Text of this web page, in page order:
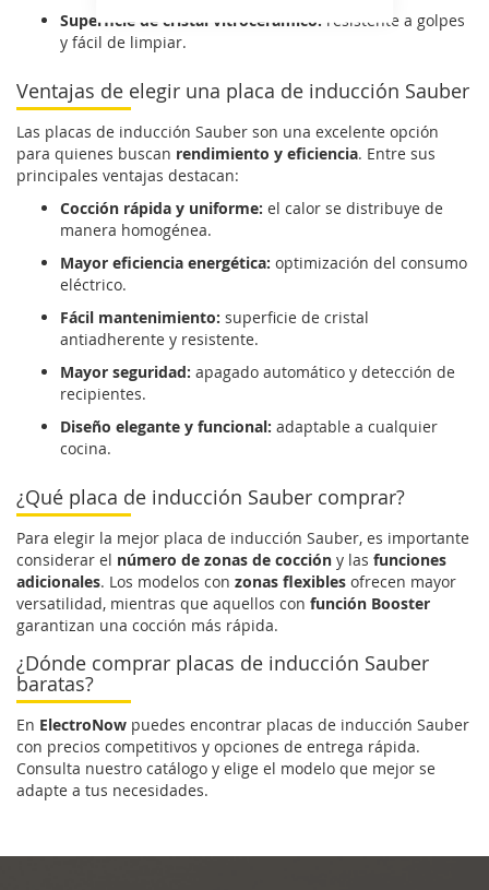
Superficie de cristal vitrocerámico: resistente a golpes
y fácil de limpiar.
Ventajas de elegir una placa de inducción Sauber
Las placas de inducción Sauber son una excelente opción
para quienes buscan rendimiento y eficiencia. Entre sus
principales ventajas destacan:
Cocción rápida y uniforme: el calor se distribuye de
manera homogénea.
Mayor eficiencia energética: optimización del consumo
eléctrico.
Fácil mantenimiento: superficie de cristal
antiadherente y resistente.
Mayor seguridad: apagado automático y detección de
recipientes.
Diseño elegante y funcional: adaptable a cualquier
cocina.
¿Qué placa de inducción Sauber comprar?
Para elegir la mejor placa de inducción Sauber, es importante
considerar el número de zonas de cocción y las funciones
adicionales. Los modelos con zonas flexibles ofrecen mayor
versatilidad, mientras que aquellos con función Booster
garantizan una cocción más rápida.
¿Dónde comprar placas de inducción Sauber
baratas?
En ElectroNow puedes encontrar placas de inducción Sauber
con precios competitivos y opciones de entrega rápida.
Consulta nuestro catálogo y elige el modelo que mejor se
adapte a tus necesidades.